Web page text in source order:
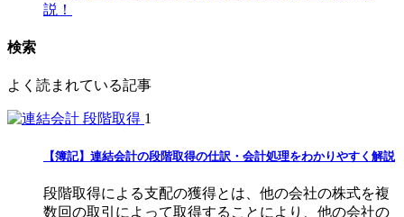
説！
検索
よく読まれている記事
1
【簿記】連結会計の段階取得の仕訳・会計処理をわかりやすく解説
段階取得による支配の獲得とは、他の会社の株式を複
数回の取引によって取得することにより、他の会社の